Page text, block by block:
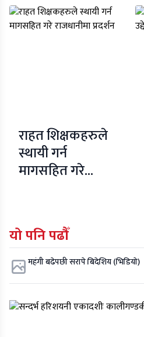
राहत शिक्षकहरुले
स्थायी गर्न
मागसहित गरे
यो पनि पढौँ
महंगी बढेपछी सरापे बिदेशिय (भिडियाे)